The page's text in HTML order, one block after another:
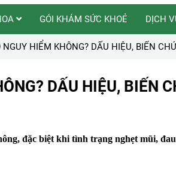
GÓI KHÁM SỨC KHOẺ DỊCH
HIỂM KHÔNG? DẤU HIỆU, BIẾN
DẤU HIỆU, BIẾN
đặc biệt khi tình trạng nghẹt mũi,